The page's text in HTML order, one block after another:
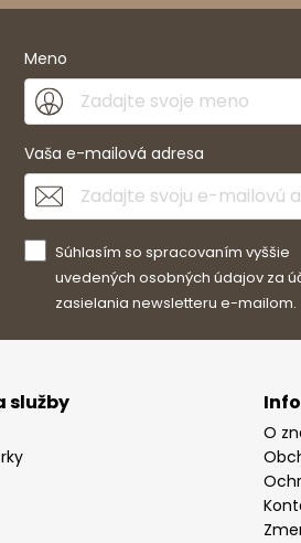
Meno
Vaša e-mailová adresa
Súhlasím so spracovaním vyššie
uvedených osobných údajov za
zasielania newsletteru e-mailom.
služby
O